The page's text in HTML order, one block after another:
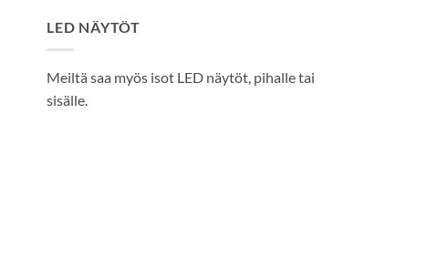
LED NÄYTÖT
Meiltä saa myös isot LED näytöt, pihalle tai
sisälle.